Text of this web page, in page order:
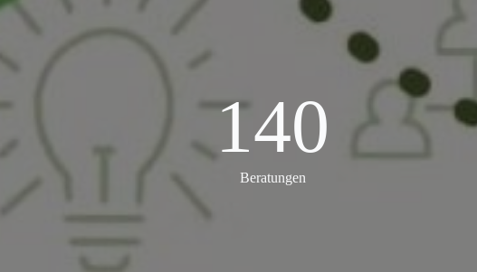
140
Beratungen